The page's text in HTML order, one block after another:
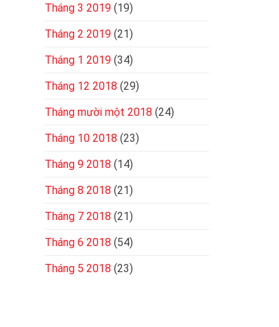
Tháng 3 2019 (19)
Tháng 2 2019 (21)
Tháng 1 2019 (34)
Tháng 12 2018 (29)
Tháng mười một 2018 (24)
Tháng 10 2018 (23)
Tháng 9 2018 (14)
Tháng 8 2018 (21)
Tháng 7 2018 (21)
Tháng 6 2018 (54)
Tháng 5 2018 (23)